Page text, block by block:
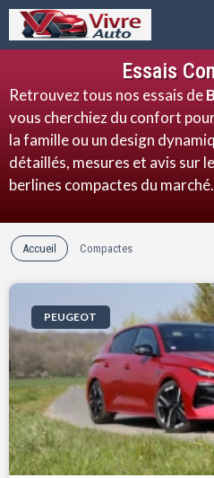
Essais
Retrouvez tous nos essais de
vous cherchiez du confort
la famille ou un design
détaillés, mesures et avis sur
berlines compactes du marché.
Accueil Compactes
PEUGEOT